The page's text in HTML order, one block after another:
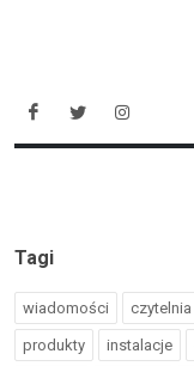
Tagi
wiadomości czytelnia
produkty instalacje